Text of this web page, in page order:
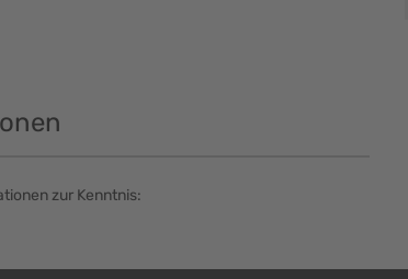
zur Kenntnis: